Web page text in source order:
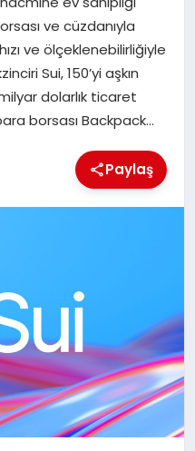
ve cüzdanıyla
ve ölçeklenebilirliğiyle
Sui, 150’yi aşkın
dolarlık ticaret
borsası Backpack…
Paylaş